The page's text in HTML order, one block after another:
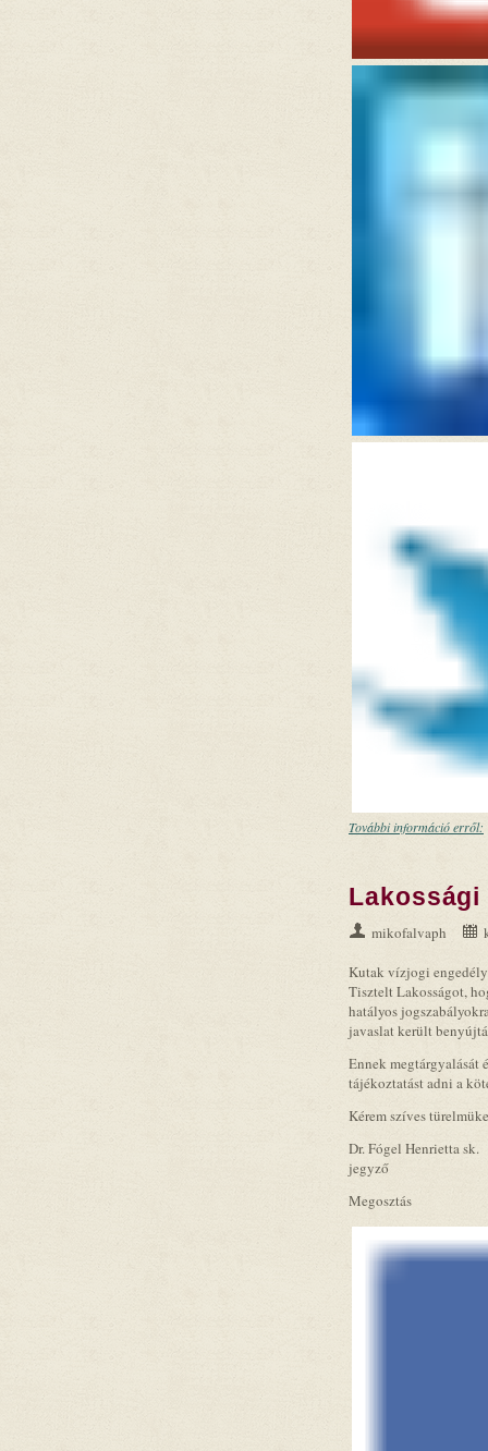
További információ erről:
mikofalvaph
Kutak vízjogi
Tisztelt Lakosságot,
hatályos
javaslat került
Ennek megtárgyalását
tájékoztatást adni a
Kérem szíves
Dr. Fógel Henrietta sk.
jegyző
Megosztás